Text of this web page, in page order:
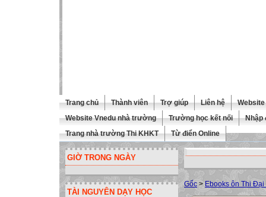
Trang chủ Thành viên Trợ giúp Liên hệ
Website Vnedu nhà trường
Trường học kết nối
Nhập
Trang nhà trường Thi KHKT
Từ điển Online
GIỜ TRONG NGÀY
TÀI NGUYÊN DẠY HỌC
Gốc > Ebooks ôn Thi Đại